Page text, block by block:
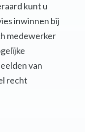
kunt u
inwinnen bij
medewerker
van
recht